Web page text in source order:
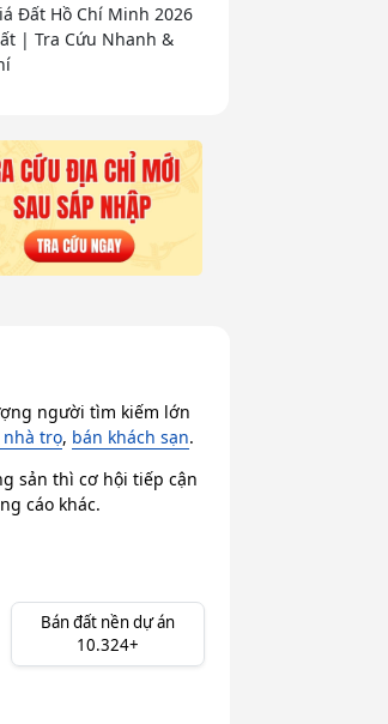
Đất Hồ Chí Minh 2026
| Tra Cứu Nhanh &
người tìm kiếm lớn
nhà trọ, bán khách sạn.
sản thì cơ hội tiếp cận
cáo khác.
Bán đất nền dự án
10.324+